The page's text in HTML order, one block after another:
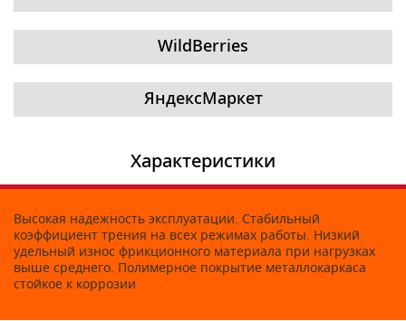
WildBerries
ЯндексМаркет
Характеристики
Высокая надежность эксплуатации. Стабильный
коэффициент трения на всех режимах работы. Низкий
удельный износ фрикционного материала при нагрузках
выше среднего. Полимерное покрытие металлокаркаса
стойкое к коррозии